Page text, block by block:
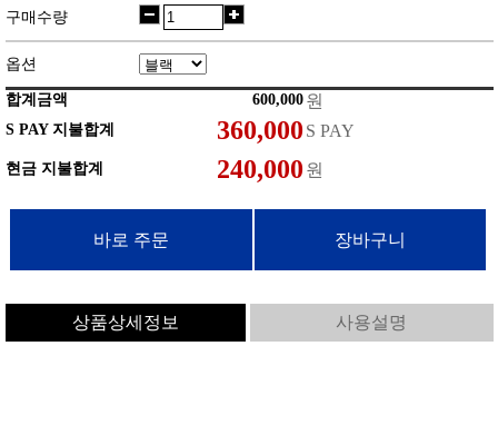
구매수량
옵션
합계금액 원
S PAY 지불합계 S PAY
현금 지불합계 원
상품상세정보 사용설명